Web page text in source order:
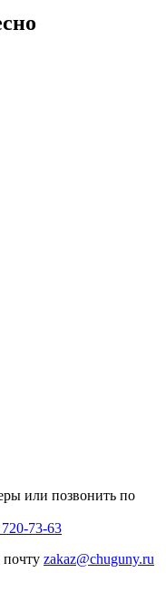
или позвонить по
73-63
zakaz@chuguny.ru